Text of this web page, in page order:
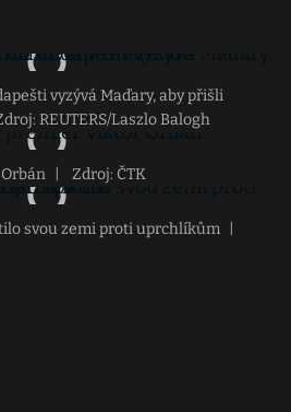
vyzývá Maďary, aby přišli
REUTERS/Laszlo Balogh
Zdroj: ČTK
svou zemi proti uprchlíkům